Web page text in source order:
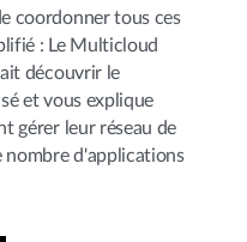
coordonner tous ces
: Le Multicloud
découvrir le
et vous explique
gérer leur réseau de
nombre d'applications